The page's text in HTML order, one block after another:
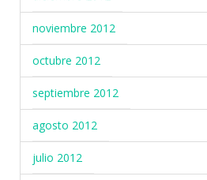
noviembre 2012
octubre 2012
septiembre 2012
agosto 2012
julio 2012